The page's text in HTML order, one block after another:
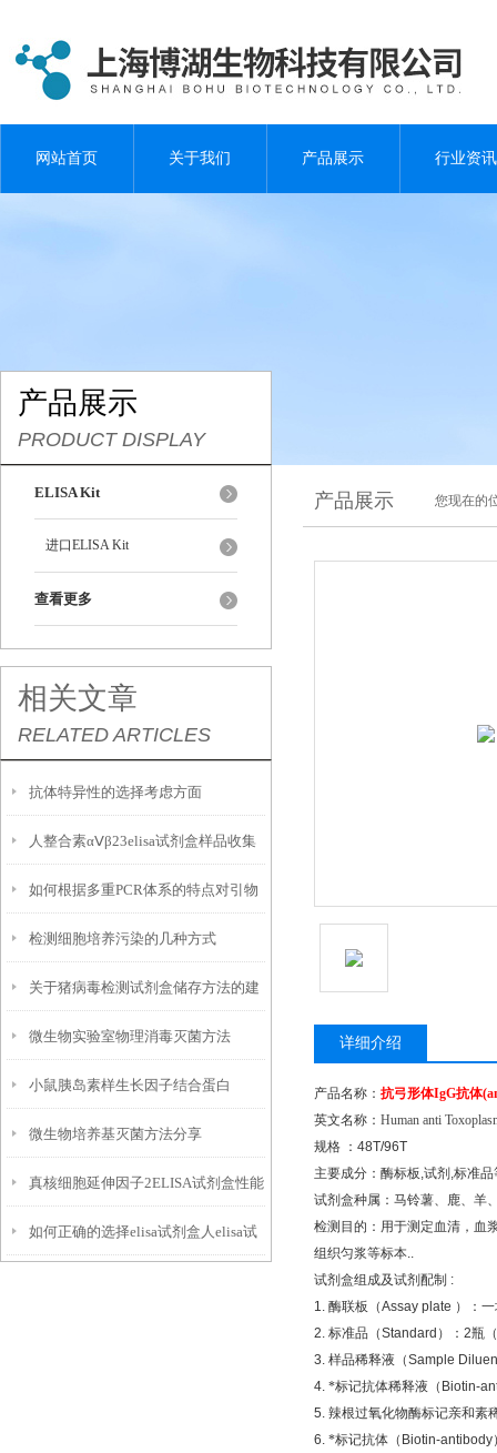
网站首页 关于我们 产品展示 行业资讯
产品展示
PRODUCT DISPLAY
ELISA Kit
进口ELISA Kit
查看更多
相关文章
RELATED ARTICLES
抗体特异性的选择考虑方面
人整合素αⅤβ23elisa试剂盒样品收集
处理及保存方法和操作注意事项
如何根据多重PCR体系的特点对引物
进行优化设计？
检测细胞培养污染的几种方式
关于猪病毒检测试剂盒储存方法的建
议如下
微生物实验室物理消毒灭菌方法
小鼠胰岛素样生长因子结合蛋白
3elisa试剂盒使用注意事项
微生物培养基灭菌方法分享
真核细胞延伸因子2ELISA试剂盒性能
如何正确的选择elisa试剂盒人elisa试
产品展示 您现在的
详细介绍
产品名称： 抗弓形体IgG抗体
英文名称： Human anti
规格 ： 48T/96T
主要成分：酶标板,试剂 ,标准品
试剂盒种属：马铃薯、鹿、羊
检测目的：用于测定血清，血
组织匀浆等标本..
试剂盒组成及试剂配制 :
1. 酶联板（Assay plate ）：
2. 标准品（Standard ）： 2瓶
3. 样品稀释液（Sample
4. *标记抗体稀释液（ Biotin-
5. 辣根过氧化物酶标记亲和素
6. *标记抗体（ Biotin-antibody